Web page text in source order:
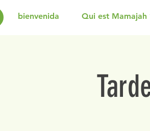
bienvenida Qui est Mamajah